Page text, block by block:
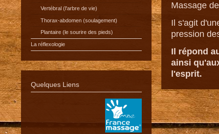
Massage
Il s'agit
pression
Il répond
ainsi
l'esprit.
Vertébral (l'arbre de vie)
Thorax-abdomen (soulagement)
Plantaire (le sourire des pieds)
La réflexologie
Quelques Liens